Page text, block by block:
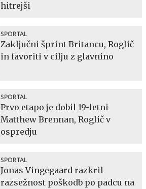
hitrejši
SPORTAL
Zaključni šprint Britancu, Roglič
in favoriti v cilju z glavnino
SPORTAL
Prvo etapo je dobil 19-letni
Matthew Brennan, Roglič v
ospredju
SPORTAL
Jonas Vingegaard razkril
razsežnost poškodb po padcu na